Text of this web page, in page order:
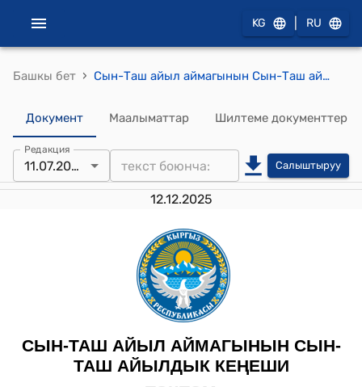
KG RU
Башкы бет › Сын-Таш айыл аймагынын Сын-Таш айылдык кеңешинин 2025-жылдын 11-июлундагы № 41/6-29 "Сын-Таш-Таза аймак" муниципалдык ишканасынын кызмат көрсөтүүлөргө болгон тарифтерин бекитүү жөнүндө" токтому
Документ Маалыматтар Шилтеме документтер
Редакция
11.07.2025 Салыштыруу
12.12.2025